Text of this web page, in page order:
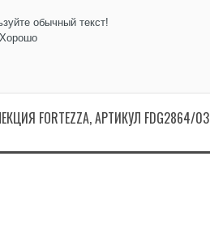
обычный текст!
FORTEZZA, АРТИКУЛ FDG2864/03